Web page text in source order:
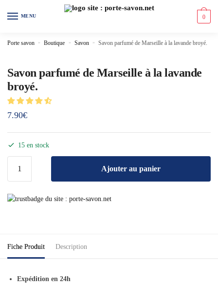
MENU 0
Porte savon » Boutique » Savon » Savon parfumé de Marseille à la lavande broyé.
Savon parfumé de Marseille à la lavande
broyé.
7.90€
15 en stock
Ajouter au panier
Fiche Produit Description
Expédition en 24h